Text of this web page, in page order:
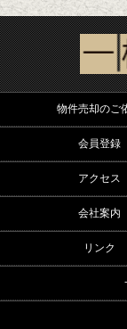
物件売却のご
会員登録
アクセス
会社案内
リンク